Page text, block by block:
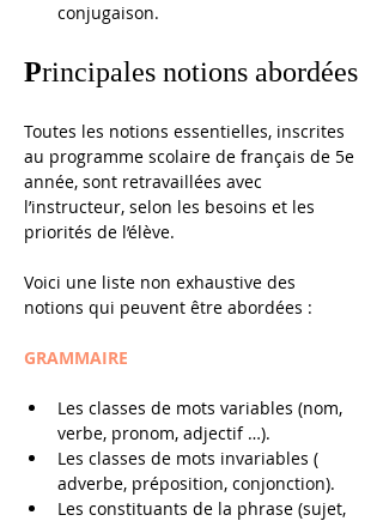
conjugaison.
Principales notions abordées
Toutes les notions essentielles, inscrites
au programme scolaire de français de 5e
année, sont retravaillées avec
l’instructeur, selon les besoins et les
priorités de l’élève.
Voici une liste non exhaustive des
notions qui peuvent être abordées :
GRAMMAIRE
Les classes de mots variables (nom,
verbe, pronom, adjectif …).
Les classes de mots invariables (
adverbe, préposition, conjonction).
Les constituants de la phrase (sujet,